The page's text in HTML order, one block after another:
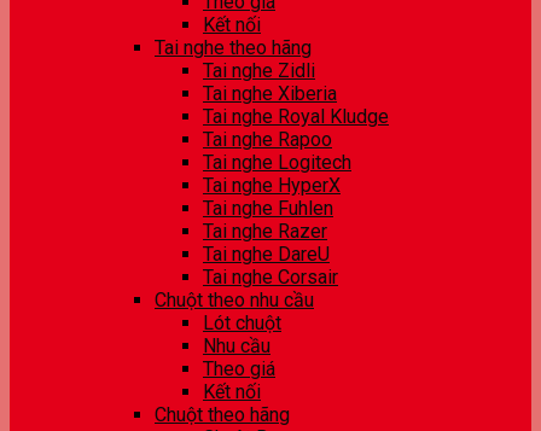
Kết nối
Tai nghe theo hãng
Tai nghe Zidli
Tai nghe Xiberia
Tai nghe Royal Kludge
Tai nghe Rapoo
Tai nghe Logitech
Tai nghe HyperX
Tai nghe Fuhlen
Tai nghe Razer
Tai nghe DareU
Tai nghe Corsair
Chuột theo nhu cầu
Lót chuột
Nhu cầu
Theo giá
Kết nối
Chuột theo hãng